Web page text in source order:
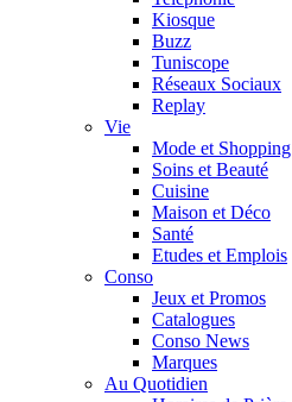
Kiosque
Buzz
Tuniscope
Réseaux Sociaux
Replay
Vie
Mode et Shopping
Soins et Beauté
Cuisine
Maison et Déco
Santé
Etudes et Emplois
Conso
Jeux et Promos
Catalogues
Conso News
Marques
Au Quotidien